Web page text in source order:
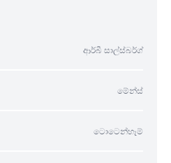
ආර්බී සාල්ස්බර්ග්
මේන්ස්
ටොටෙන්හෑම්